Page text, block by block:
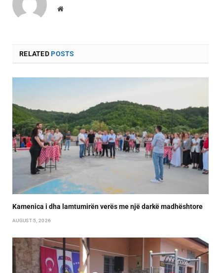
Website
RELATEDPOSTS
Kamenica i dha lamtumirën verës me një darkë madhështore
AUGUST 5, 2026